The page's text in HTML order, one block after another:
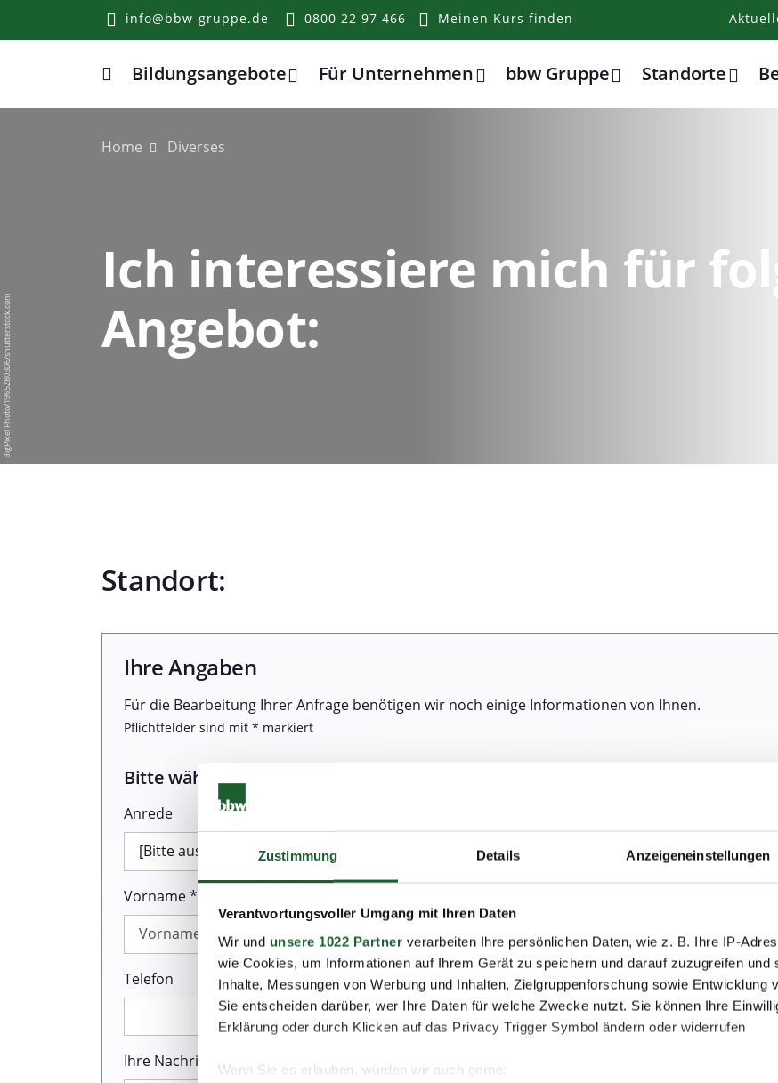
Zustimmung Details Anzeigeneinstellungen
Verantwortungsvoller Umgang mit Ihren Daten
Wir und unsere 1022 Partner verarbeiten Ihre persönlichen Daten, wie z. B. Ihre IP-
wie Cookies, um Informationen auf Ihrem Gerät zu speichern und darauf zuzugreifen und
Inhalte, Messungen von Werbung und Inhalten, Zielgruppenforschung sowie Entwicklung
Sie entscheiden darüber, wer Ihre Daten für welche Zwecke nutzt. Sie können Ihre
Erklärung oder durch Klicken auf das Privacy Trigger Symbol ändern oder widerrufen
Wenn Sie es erlauben, würden wir auch gerne:
info@bbw-gruppe.de 0800 22 97 466 Meinen Kurs finden
Home
Bildungsangebote Für Unternehmen bbw Gruppe Standorte
Home Diverses
Ich interessiere mich für
Angebot:
BigPixel Photo/1965280306/shutterstock.com
Standort:
Ihre Angaben
Für die Bearbeitung Ihrer Anfrage benötigen wir noch einige Informationen von Ihnen.
Pflichtfelder sind mit * markiert
Bitte wählen Sie einen Termin:
Anrede
Vorname *
Telefon E-Mail *
Ihre Nachricht *